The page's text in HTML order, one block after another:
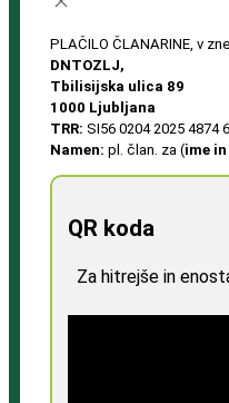
PLAČILO ČLANARINE, v
DNTOZLJ,
Tbilisijska ulica 89
1000 Ljubljana
TRR: SI56 0204 2025 4874
Namen: pl. član. za (ime
QR koda
Za hitrejše in